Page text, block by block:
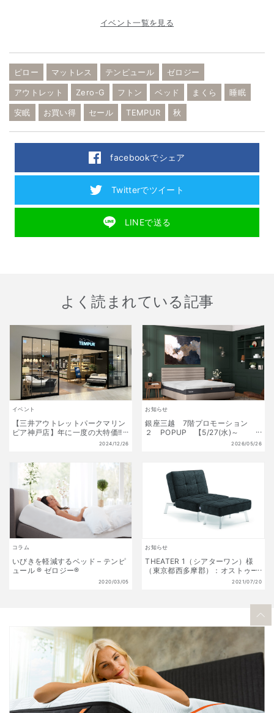
イベント一覧を見る
ピロー マットレス テンピュール ゼロジー
アウトレット Zero-G フトン ベッド まくら 睡眠
安眠 お買い得 セール TEMPUR 秋
facebookでシェア
Twitterでツイート
LINEで送る
よく読まれている記事
イベント
【三井アウトレットパークマリン
ピア神戸店】年に一度の大特価!!
初夢福袋 販売開始!! 1月1日(水)
2024/12/26
お知らせ
銀座三越 7階プロモーション
２ POPUP 【5/27(水)～
2026/05/26
コラム
いびきを軽減するベッド – テンピ
ュール ® ゼロジー®
2020/03/05
お知らせ
THEATER 1（シアターワン）様
（東京都西多摩郡）：オストゥー
2021/07/20